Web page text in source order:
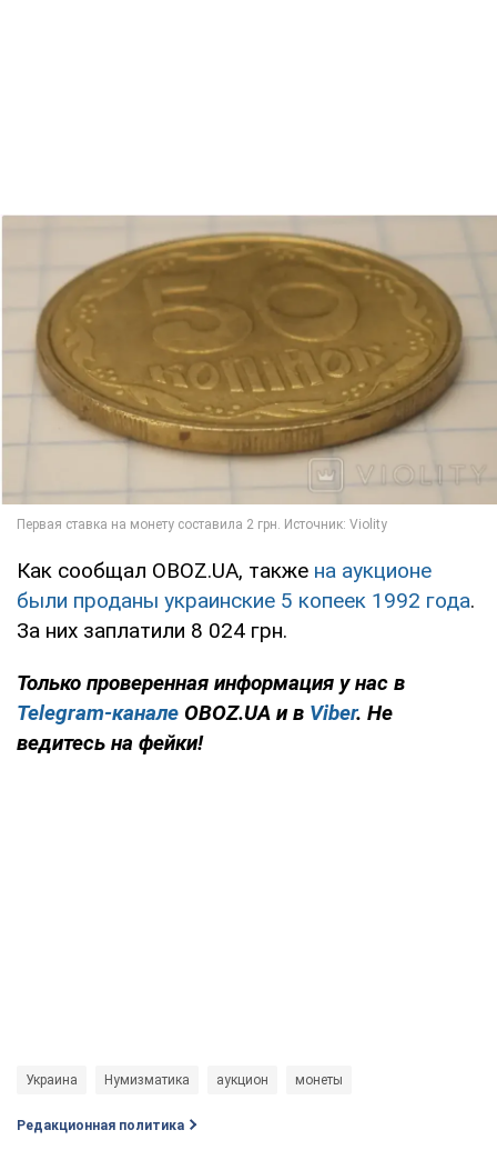
Как сообщал OBOZ.UA, также на аукционе
были проданы украинские 5 копеек 1992 года.
За них заплатили 8 024 грн.
Только проверенная информация у нас в
Telegram-канале OBOZ.UA и в Viber. Не
ведитесь на фейки!
Украина Нумизматика аукцион монеты
Редакционная политика